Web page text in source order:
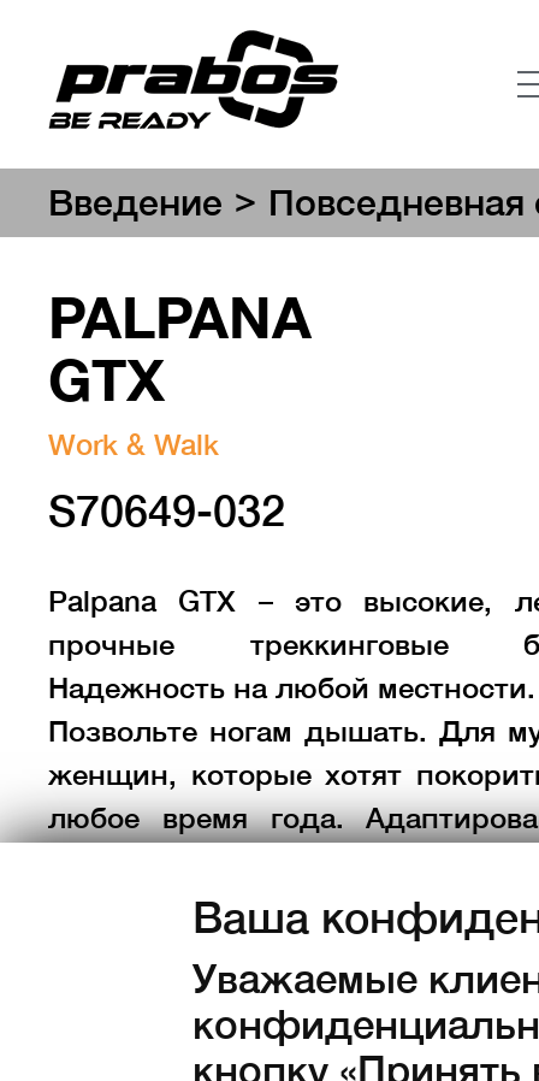
Ваша
Уважаемые
кнопку «Принять
Введение > Повседневная
PALPANA
GTX
Work & Walk
S70649-032
Palpana GTX – это высокие,
прочные треккинговые
Надежность на любой местности.
Позвольте ногам дышать. Для
женщин, которые хотят
любое время года.